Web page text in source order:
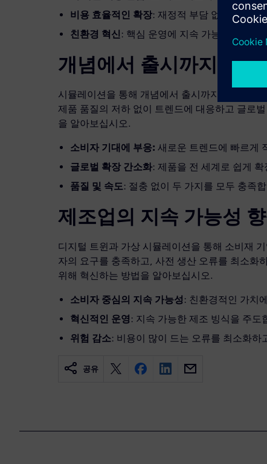
비용 효율적인 확장: 재정적 부담 없이 제품 범
친환경 혁신 : 핵심 운영에 지속 가능성을 포함
개념에서 출시까지의
시뮬레이션을 통해 개념에서 출시까지 걸리는 시
제품 품질의 저하 없이 트렌드에 대응하고 글로
을 알아보십시오.
소비자 기대에 부응: 새로운 트렌드에 빠르게
글로벌 확장 간소화: 제품을 전 세계로 쉽게 확
품질 및 속도: 절충 없이 두 가지를 모두 충족
제조업의 지속 가능성
디지털 트윈과 가상 시뮬레이션을 통해 소비재
자의 요구를 충족하고, 사전 생산 오류를 최소화
위해 혁신하는 방법을 알아보십시오.
소비자 중심의 지속 가능성 : 친환경적인 가치
혁신적인 운영 : 지속 가능한 제조 빙식을 주도
위험 감소: 비용이 많이 드는 오류를 최소화하
공유